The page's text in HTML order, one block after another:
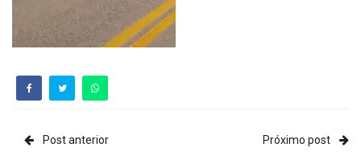
Post anterior Próximo post